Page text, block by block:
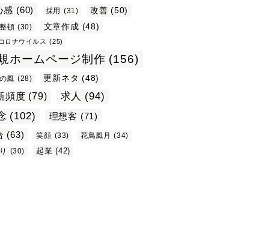
感 (60) 採用 (31) 改善 (50)
頓 (30) 文章作成 (48)
ロナウイルス (25)
ホームページ制作 (156)
風 (28) 更新ネタ (48)
頻度 (79) 求人 (94)
(102) 理想客 (71)
(63) 笑顔 (33) 花鳥風月 (34)
(30) 起業 (42)